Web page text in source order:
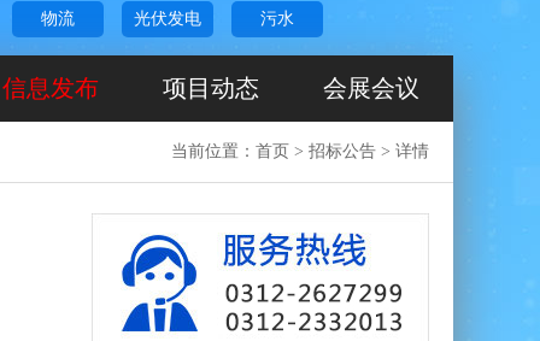
物流 光伏发电 污水
信息发布 项目动态 会展会议
当前位置： 首页 > 招标公告 > 详情